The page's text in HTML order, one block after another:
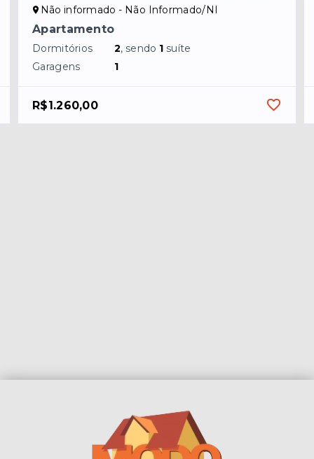
Não informado - Não Informado/NI
Apartamento
Dormitórios 2, sendo 1 suíte
Garagens
1
R$1.260,00